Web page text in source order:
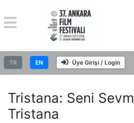
TR EN Üye Girişi / Login
Tristana: Seni
Tristana